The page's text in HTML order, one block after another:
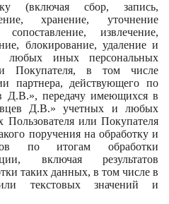
(включая сбор, запись,
хранение, уточнение
извлечение,
блокирование, удаление и
любых иных персональных
Покупателя, в том числе
партнера, действующего по
Д.В.», передачу имеющихся в
Д.В.» учетных и любых
или Покупателя
поручения на обработку и
по итогам обработки
включая результатов
таких данных, в том числе в
текстовых значений и